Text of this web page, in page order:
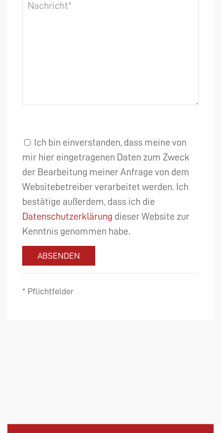
Ich bin einverstanden, dass meine von
mir hier eingetragenen Daten zum Zweck
der Bearbeitung meiner Anfrage von dem
Websitebetreiber verarbeitet werden. Ich
bestätige außerdem, dass ich die
Datenschutzerklärung dieser Website zur
Kenntnis genommen habe.
ABSENDEN
* Pflichtfelder